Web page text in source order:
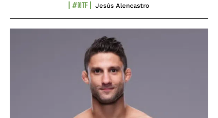
#NTF Jesús Alencastro